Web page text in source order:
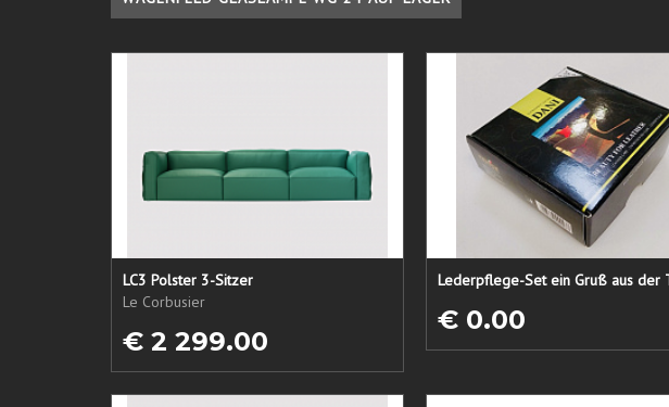
LC3 Polster 3-Sitzer
Le Corbusier
€ 2 299.00
€ 0.00